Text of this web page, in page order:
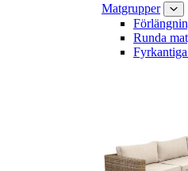
Matgrupper
Runda